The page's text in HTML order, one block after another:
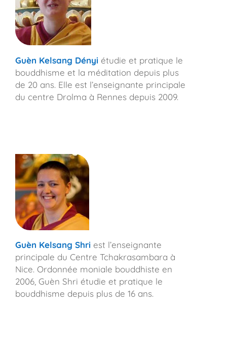
Guèn Kelsang Dényi étudie et pratique le
bouddhisme et la méditation depuis plus
de 20 ans. Elle est l’enseignante principale
du centre Drolma à Rennes depuis 2009.
Guèn Kelsang Shri est l’enseignante
principale du Centre Tchakrasambara à
Nice. Ordonnée moniale bouddhiste en
2006, Guèn Shri étudie et pratique le
bouddhisme depuis plus de 16 ans.